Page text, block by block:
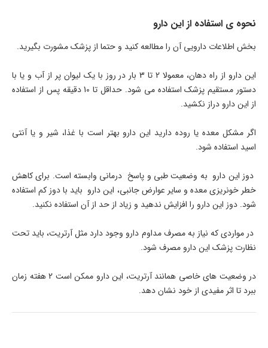
نحوه ی استفاده از این دارو
بخش اطلاعات دارویی آن را مطالعه کنید و حتما از پزشک مشورت بگیرید.
این دارو از راه دهان، معمولا 2 تا 3 بار در روز با یک لیوان پر از آب و یا با
دستور مستقیم پزشک استفاده می شود. حداقل تا 10 دقیقه پس از استفاده
از این دارو دراز نکشید.
اگر مشکل معده یا روده دارید این دارو بهتر است با غذا، شیر و یا آنتی
اسید استفاده شود.
دوز این دارو به وضعیت طبی و پاسخ درمانی وابسته است. برای کاهش
خطر خونریزی معده و سایر عوارض جانبی، این دارو باید با دوز کم استفاده
شود. دوز این دارو را افزایش ندهید و زیاد از حد از آن استفاده نکنید.
در مواردی که نیاز به مصرف مداوم دارو وجود دارد مثل آرتریت، باید تحت
نظارت پزشک این دارو مصرف شود.
در وضعیت های خاصی همانند آرتریت، این دارو ممکن است 2 هفته زمان
ببرد تا اثر مفیدی از خود نشان دهد.